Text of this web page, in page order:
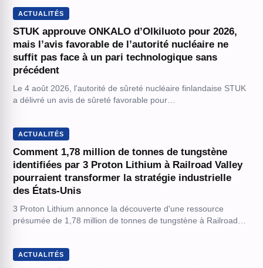
ACTUALITÉS
STUK approuve ONKALO d’Olkiluoto pour 2026,
mais l’avis favorable de l’autorité nucléaire ne
suffit pas face à un pari technologique sans
précédent
Le 4 août 2026, l'autorité de sûreté nucléaire finlandaise STUK
a délivré un avis de sûreté favorable pour…
ACTUALITÉS
Comment 1,78 million de tonnes de tungstène
identifiées par 3 Proton Lithium à Railroad Valley
pourraient transformer la stratégie industrielle
des États-Unis
3 Proton Lithium annonce la découverte d'une ressource
présumée de 1,78 million de tonnes de tungstène à Railroad…
ACTUALITÉS